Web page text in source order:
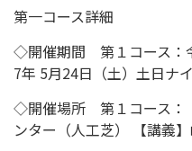
第一コース詳細
◇開催期間 第１コース：
7年 5月24日（土）土日ナ
◇開催場所 第１コース：
ンター（人工芝） 【講義